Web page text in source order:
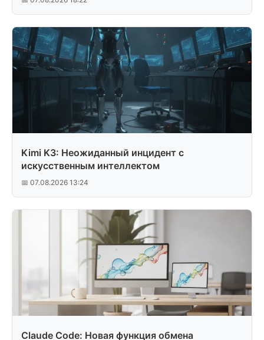
Kimi K3: Неожиданный инцидент с
искусственным интеллектом
📅 07.08.2026 13:24
Claude Code: Новая функция обмена